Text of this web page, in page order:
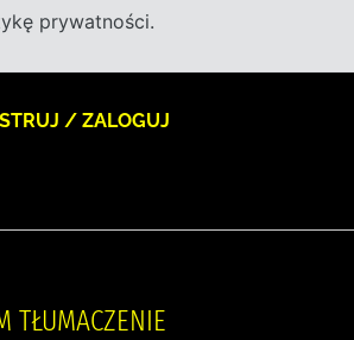
prywatności.
/ ZALOGUJ
TŁUMACZENIE